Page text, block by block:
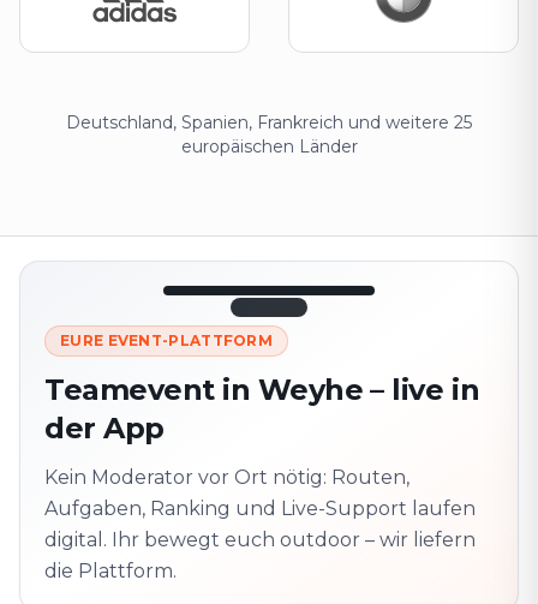
Deutschland, Spanien, Frankreich und weitere 25
europäischen Länder
LIVE 12:45
Nächster
Punkt
320 m ·
zusammen
Schaltet die nächste
EURE EVENT-PLATTFORM
Teamevent in Weyhe⁠ – live in
der App
Kein Moderator vor Ort nötig: Routen,
Aufgaben, Ranking und Live-Support laufen
digital. Ihr bewegt euch outdoor – wir liefern
die Plattform.